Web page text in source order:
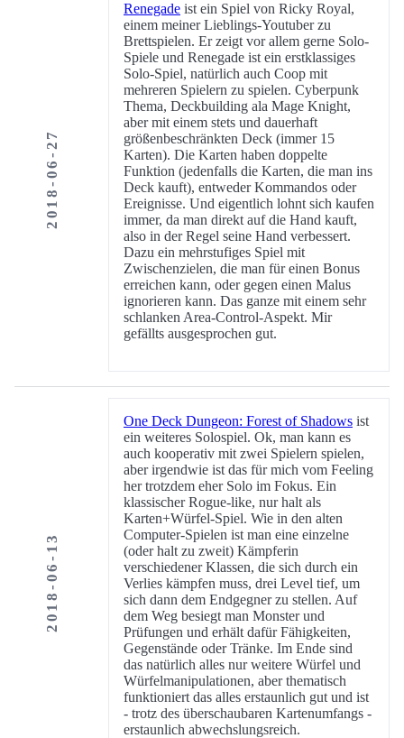
2018-06-27
Renegade ist ein Spiel von Ricky Royal,
einem meiner Lieblings-Youtuber zu
Brettspielen. Er zeigt vor allem gerne Solo-
Spiele und Renegade ist ein erstklassiges
Solo-Spiel, natürlich auch Coop mit
mehreren Spielern zu spielen. Cyberpunk
Thema, Deckbuilding ala Mage Knight,
aber mit einem stets und dauerhaft
größenbeschränkten Deck (immer 15
Karten). Die Karten haben doppelte
Funktion (jedenfalls die Karten, die man ins
Deck kauft), entweder Kommandos oder
Ereignisse. Und eigentlich lohnt sich kaufen
immer, da man direkt auf die Hand kauft,
also in der Regel seine Hand verbessert.
Dazu ein mehrstufiges Spiel mit
Zwischenzielen, die man für einen Bonus
erreichen kann, oder gegen einen Malus
ignorieren kann. Das ganze mit einem sehr
schlanken Area-Control-Aspekt. Mir
gefällts ausgesprochen gut.
2018-06-13
One Deck Dungeon: Forest of Shadows ist
ein weiteres Solospiel. Ok, man kann es
auch kooperativ mit zwei Spielern spielen,
aber irgendwie ist das für mich vom Feeling
her trotzdem eher Solo im Fokus. Ein
klassischer Rogue-like, nur halt als
Karten+Würfel-Spiel. Wie in den alten
Computer-Spielen ist man eine einzelne
(oder halt zu zweit) Kämpferin
verschiedener Klassen, die sich durch ein
Verlies kämpfen muss, drei Level tief, um
sich dann dem Endgegner zu stellen. Auf
dem Weg besiegt man Monster und
Prüfungen und erhält dafür Fähigkeiten,
Gegenstände oder Tränke. Im Ende sind
das natürlich alles nur weitere Würfel und
Würfelmanipulationen, aber thematisch
funktioniert das alles erstaunlich gut und ist
- trotz des überschaubaren Kartenumfangs -
erstaunlich abwechslungsreich.